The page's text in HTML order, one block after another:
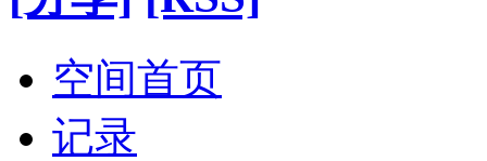
空间首页
记录